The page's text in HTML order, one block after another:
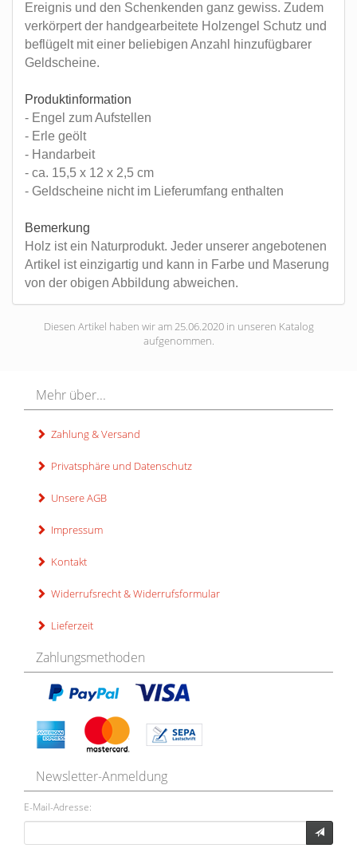
Ereignis und den Schenkenden ganz gewiss. Zudem
verkörpert der handgearbeitete Holzengel Schutz und
beflügelt mit einer beliebigen Anzahl hinzufügbarer
Geldscheine.
Produktinformation
- Engel zum Aufstellen
- Erle geölt
- Handarbeit
- ca. 15,5 x 12 x 2,5 cm
- Geldscheine nicht im Lieferumfang enthalten
Bemerkung
Holz ist ein Naturprodukt. Jeder unserer angebotenen
Artikel ist einzigartig und kann in Farbe und Maserung
von der obigen Abbildung abweichen.
Diesen Artikel haben wir am 25.06.2020 in unseren Katalog
aufgenommen.
Mehr über...
Zahlung & Versand
Privatsphäre und Datenschutz
Unsere AGB
Impressum
Kontakt
Widerrufsrecht & Widerrufsformular
Lieferzeit
Zahlungsmethoden
Newsletter-Anmeldung
E-Mail-Adresse: